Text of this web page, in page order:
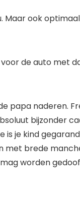
ook
de auto met
papa naderen.
bijzonder
je kind
met brede
worden